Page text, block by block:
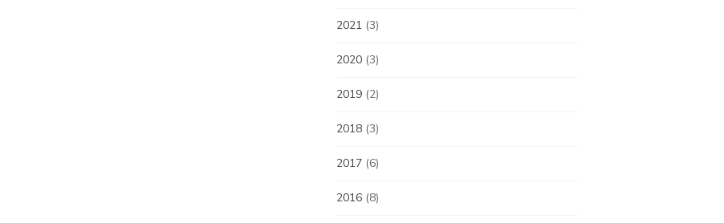
2021 (3)
2020 (3)
2019 (2)
2018 (3)
2017 (6)
2016 (8)